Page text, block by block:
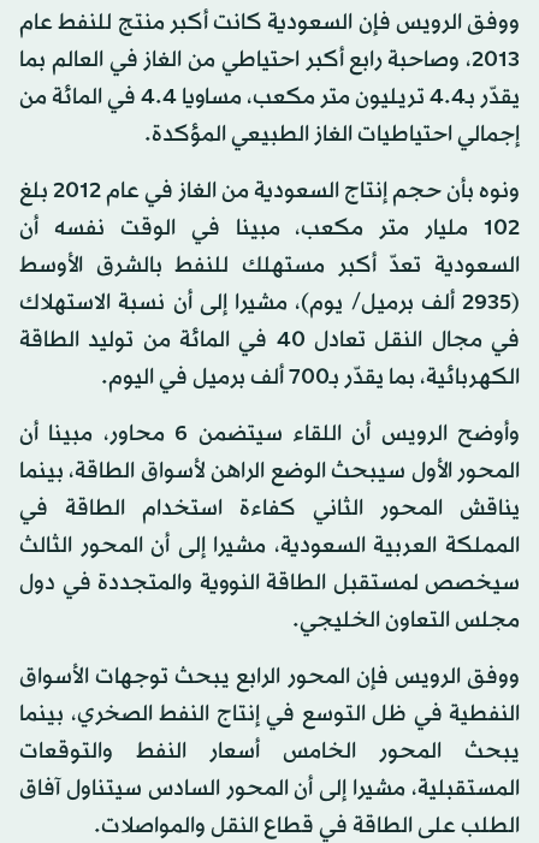
ووفق الرويس فإن السعودية كانت أكبر منتج للنفط عام
2013، وصاحبة رابع أكبر احتياطي من الغاز في العالم بما
يقدّر بـ4.4 تريليون متر مكعب، مساويا 4.4 في المائة من
إجمالي احتياطيات الغاز الطبيعي المؤكدة.
ونوه بأن حجم إنتاج السعودية من الغاز في عام 2012 بلغ
102 مليار متر مكعب، مبينا في الوقت نفسه أن
السعودية تعدّ أكبر مستهلك للنفط بالشرق الأوسط
(2935 ألف برميل/ يوم)، مشيرا إلى أن نسبة الاستهلاك
في مجال النقل تعادل 40 في المائة من توليد الطاقة
الكهربائية، بما يقدّر بـ700 ألف برميل في اليوم.
وأوضح الرويس أن اللقاء سيتضمن 6 محاور، مبينا أن
المحور الأول سيبحث الوضع الراهن لأسواق الطاقة، بينما
يناقش المحور الثاني كفاءة استخدام الطاقة في
المملكة العربية السعودية، مشيرا إلى أن المحور الثالث
سيخصص لمستقبل الطاقة النووية والمتجددة في دول
مجلس التعاون الخليجي.
ووفق الرويس فإن المحور الرابع يبحث توجهات الأسواق
النفطية في ظل التوسع في إنتاج النفط الصخري، بينما
يبحث المحور الخامس أسعار النفط والتوقعات
المستقبلية، مشيرا إلى أن المحور السادس سيتناول آفاق
الطلب على الطاقة في قطاع النقل والمواصلات.